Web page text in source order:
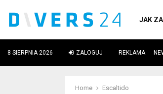
JAK
8 SIERPNIA 2026 ZALOGUJ REKLAMA
Home Escaltido